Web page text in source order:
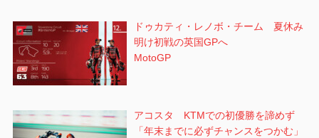
ドゥカティ・レノボ・チーム 夏休み
明け初戦の英国GPへ
MotoGP
アコスタ KTMでの初優勝を諦めず
「年末までに必ずチャンスをつかむ」